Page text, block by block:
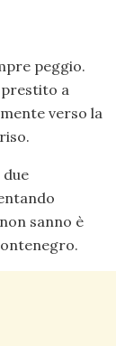
peggio.
prestito a
verso la
sanno è